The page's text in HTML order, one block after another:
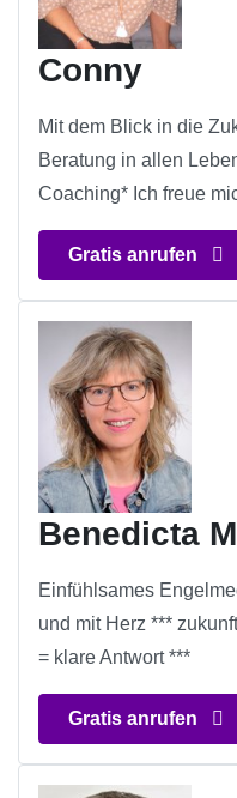
Conny
Mit dem Blick in die
Beratung in allen
Coaching* Ich freue
Gratis anrufen
Benedicta
Einfühlsames
und mit Herz ***
= klare Antwort ***
Gratis anrufen